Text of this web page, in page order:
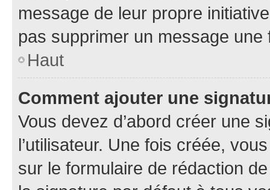
message de leur propre
pas supprimer un message une
Haut
Comment ajouter une
Vous devez d’abord créer une
l’utilisateur. Une fois créée,
sur le formulaire de rédaction